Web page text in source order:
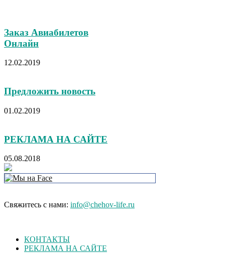
Заказ Авиабилетов
Онлайн
12.02.2019
Предложить новость
01.02.2019
РЕКЛАМА НА САЙТЕ
05.08.2018
Свяжитесь с нами: info@chehov-life.ru
КОНТАКТЫ
РЕКЛАМА НА САЙТЕ